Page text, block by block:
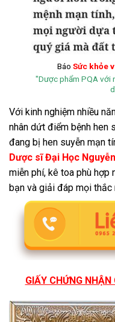
Báo Sức khỏe
"Dược phẩm PQA với
Với kinh nghiệm nhiều
nhân dứt điểm bệnh hen
đang bị hen suyễn mạn
Dược sĩ Đại Học
miễn phí, kê toa phù hợp
bạn và giải đáp mọi thắc
GIẤY CHỨNG